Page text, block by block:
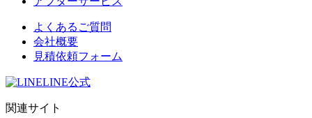
よくあるご質問
会社概要
見積依頼フォーム
LINE公式
関連サイト